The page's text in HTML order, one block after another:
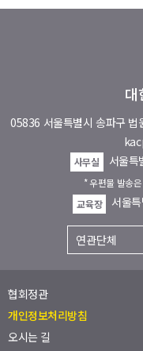
대
05836 서울특별시 송파구
사무실 서울특
* 우편물 발송
교육장
서울
협회정관
개인정보처리방침
오시는 길